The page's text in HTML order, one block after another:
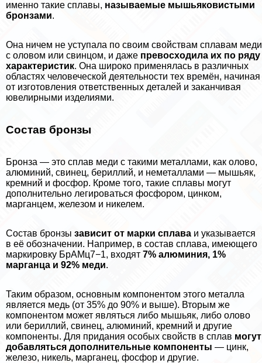
именно такие сплавы, называемые мышьяковистыми
бронзами.
Она ничем не уступала по своим свойствам сплавам меди
с оловом или свинцом, и даже превосходила их по ряду
хаpaктеристик. Она широко применялась в различных
областях человеческой деятельности тех времён, начиная
от изготовления ответственных деталей и заканчивая
ювелирными изделиями.
Состав бронзы
Бронза — это сплав меди с такими металлами, как олово,
алюминий, свинец, бериллий, и неметаллами — мышьяк,
кремний и фосфор. Кроме того, такие сплавы могут
дополнительно легироваться фосфором, цинком,
марганцем, железом и никелем.
Состав бронзы зависит от марки сплава и указывается
в её обозначении. Например, в состав сплава, имеющего
маркировку БрАМц7−1, входят 7% алюминия, 1%
марганца и 92% меди.
Таким образом, основным компонентом этого металла
является медь (от 35% до 90% и выше). Вторым же
компонентом может являться либо мышьяк, либо олово
или бериллий, свинец, алюминий, кремний и другие
компоненты. Для придания особых свойств в сплав могут
добавляться дополнительные компоненты — цинк,
железо, никель, марганец, фосфор и другие.